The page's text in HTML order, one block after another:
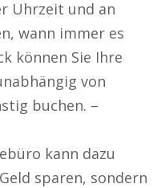
Uhrzeit und an
wann immer es
können Sie Ihre
von
buchen. –
kann dazu
sparen, sondern